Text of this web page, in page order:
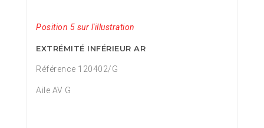
Position 5 sur l'illustration
EXTRÉMITÉ INFÉRIEUR AR
Référence 120402/G
Aile AV G